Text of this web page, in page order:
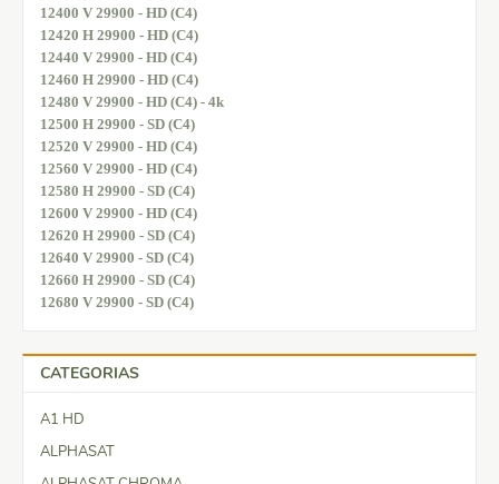
12400 V 29900 - HD (C4)
12420 H 29900 - HD (C4)
12440 V 29900 - HD (C4)
12460 H 29900 - HD (C4)
12480 V 29900 - HD (C4) - 4k
12500 H 29900 - SD (C4)
12520 V 29900 - HD (C4)
12560 V 29900 - HD (C4)
12580 H 29900 - SD (C4)
12600 V 29900 - HD (C4)
12620 H 29900 - SD (C4)
12640 V 29900 - SD (C4)
12660 H 29900 - SD (C4)
12680 V 29900 - SD (C4)
CATEGORIAS
A1 HD
ALPHASAT